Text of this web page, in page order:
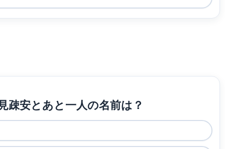
疎安とあと一人の名前は？